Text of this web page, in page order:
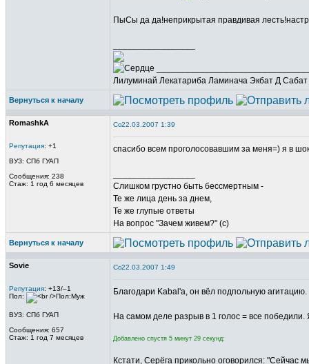
ПыСы да да!неприкрытая правдивая
Лилуминай Лекатариба Ламинача Экбат Д Сабат
Вернуться к началу
RomashkA
Репутация: +1
ВУЗ: СПб ГУАП
Сообщения: 238
Стаж: 1 год 6 месяцев
22.03.2007 1:39
спасибо всем проголосовавшим за меня=) я в
Слишком грустно быть бессмертным -
Те же лица день за днем,
Те же глупые ответы
На вопрос "Зачем живем?" (с)
Вернуться к началу
Sovie
Репутация: +13/–1
Пол:
ВУЗ: СПб ГУАП
Сообщения: 657
Стаж: 1 год 7 месяцев
22.03.2007 1:49
Благодари Kabal'a, он вёл подпольную агитацию.
На самом деле разрыв в 1 голос = все победили.
Добавлено спустя 5 минут 29 секунд:
Кстати, Серёга прикольно оговорился: